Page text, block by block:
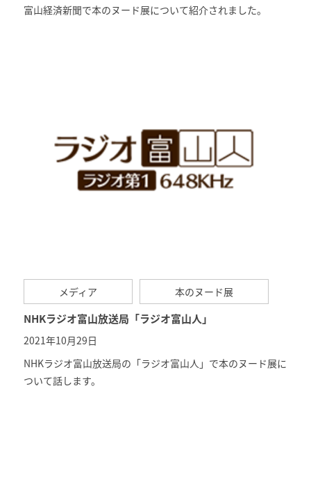
富山経済新聞で本のヌード展について紹介されました。
メディア 本のヌード展
NHKラジオ富山放送局「ラジオ富山人」
2021年10月29日
NHKラジオ富山放送局の「ラジオ富山人 」で本のヌード展に
ついて話します。